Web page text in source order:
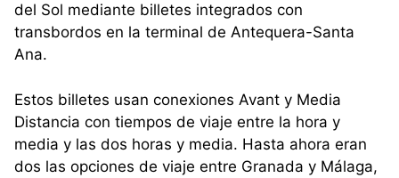
del Sol mediante billetes integrados con
transbordos en la terminal de Antequera-Santa
Ana.
Estos billetes usan conexiones Avant y Media
Distancia con tiempos de viaje entre la hora y
media y las dos horas y media. Hasta ahora eran
dos las opciones de viaje entre Granada y Málaga,